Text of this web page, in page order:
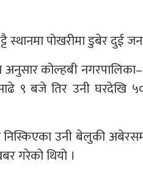
स्थानमा पोखरीमा डुबेर दुई
अनुसार कोल्हबी
९ बजे तिर उनी घरदेखि
उनी बेलुकी
गरेको थियो ।